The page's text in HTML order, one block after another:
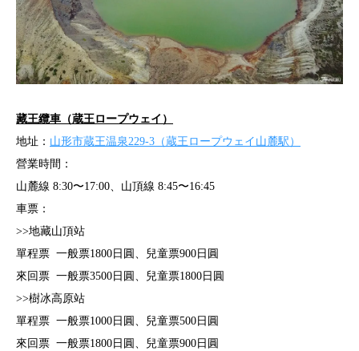
藏王纜車（蔵王ロープウェイ）
地址： 山形市蔵王温泉229-3（蔵王ロープウェイ山麓駅）
營業時間：
山麓線 8:30〜17:00、山頂線 8:45〜16:45
車票：
>>地藏山頂站
單程票 一般票1800日圓、兒童票900日圓
來回票 一般票3500日圓、兒童票1800日圓
>>樹冰高原站
單程票 一般票1000日圓、兒童票500日圓
來回票 一般票1800日圓、兒童票900日圓